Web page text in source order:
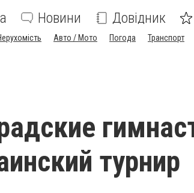
Новини Довідник
Авто / Мото Погода Транспорт
турнир